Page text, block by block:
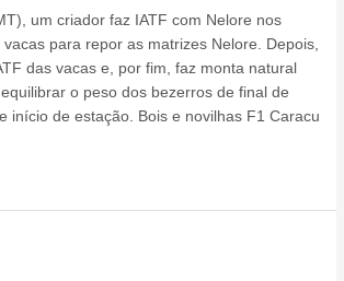
um criador faz IATF com Nelore nos
para repor as matrizes Nelore. Depois,
das vacas e, por fim, faz monta natural
o peso dos bezerros de final de
início de estação. Bois e novilhas F1 Caracu